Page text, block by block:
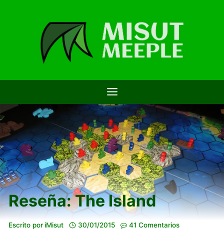
Reseña: The Island
Escrito por iMisut 30/01/2015 41 Comentarios